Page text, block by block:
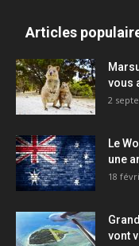
Articles
vous
2
Le
une
18
vont